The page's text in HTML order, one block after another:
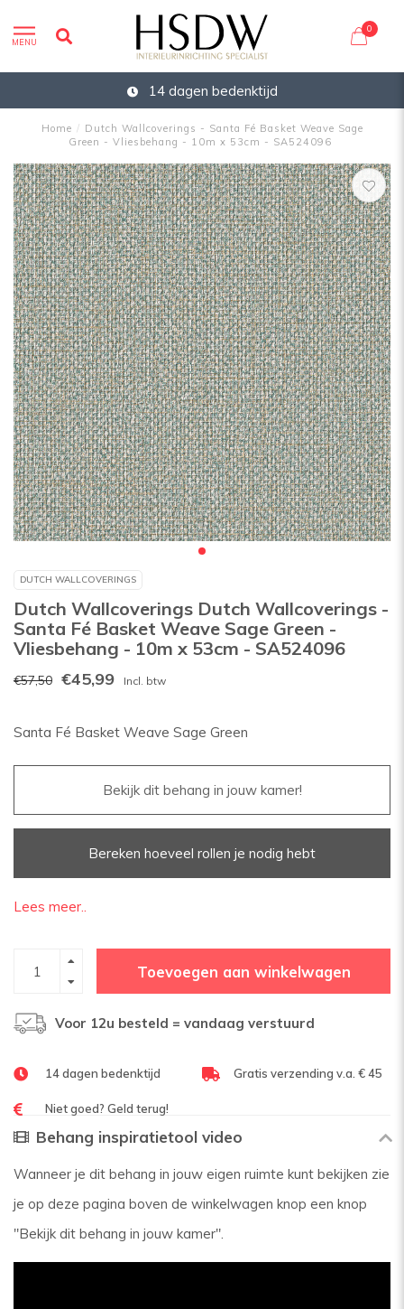
MENU
0
14 dagen bedenktijd
Home / Dutch Wallcoverings - Santa Fé Basket Weave Sage
Green - Vliesbehang - 10m x 53cm - SA524096
DUTCH WALLCOVERINGS
Dutch Wallcoverings Dutch Wallcoverings -
Santa Fé Basket Weave Sage Green -
Vliesbehang - 10m x 53cm - SA524096
€57,50 €45,99 Incl. btw
Santa Fé Basket Weave Sage Green
Bekijk dit behang in jouw kamer!
Bereken hoeveel rollen je nodig hebt
Lees meer..
Toevoegen aan winkelwagen
Voor 12u besteld = vandaag verstuurd
14 dagen bedenktijd Gratis verzending v.a. € 45
Niet goed? Geld terug!
Behang inspiratietool video
Wanneer je dit behang in jouw eigen ruimte kunt bekijken zie
je op deze pagina boven de winkelwagen knop een knop
"Bekijk dit behang in jouw kamer".